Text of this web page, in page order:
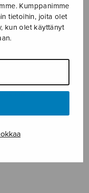
Kumppanimme
tietoihin, joita olet
kun olet käyttänyt